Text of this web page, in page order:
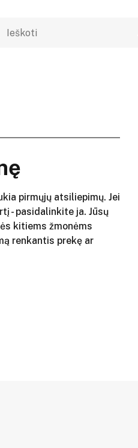
pirmųjų atsiliepimų. Jei
- pasidalinkite ja. Jūsų
kitiems žmonėms
renkantis prekę ar